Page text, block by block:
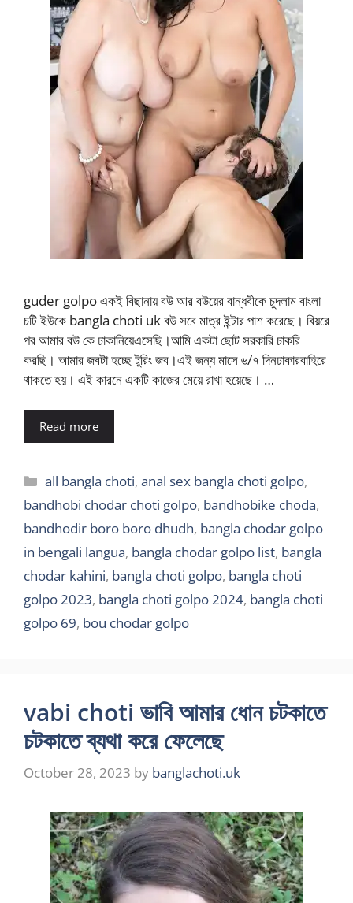
guder golpo একই বিছানায় বউ আর বউয়ের বান্ধবীকে চুদলাম বাংলা
চটি ইউকে bangla choti uk বউ সবে মাত্র ইন্টার পাশ করেছে। বিয়রে
পর আমার বউ কে ঢাকানিয়েএসেছি।আমি একটা ছোট সরকারি চাকরি
করছি। আমার জবটা হচ্ছে টুরিং জব।এই জন্য মাসে ৬/৭ দিনঢাকারবাহিরে
থাকতে হয়। এই কারনে একটি কাজের মেয়ে রাখা হয়েছে। …
Read more
Categories
all bangla choti,anal sex bangla choti golpo,
bandhobi chodar choti golpo, bandhobike choda,
bandhodir boro boro dhudh, bangla chodar golpo
in bengali langua, bangla chodar golpo list, bangla
chodar kahini, bangla choti golpo, bangla choti
golpo 2023, bangla choti golpo 2024, bangla choti
golpo 69, bou chodar golpo
vabi choti ভাবি আমার ধোন চটকাতে
চটকাতে ব্যথা করে ফেলেছে
October 28, 2023 by banglachoti.uk